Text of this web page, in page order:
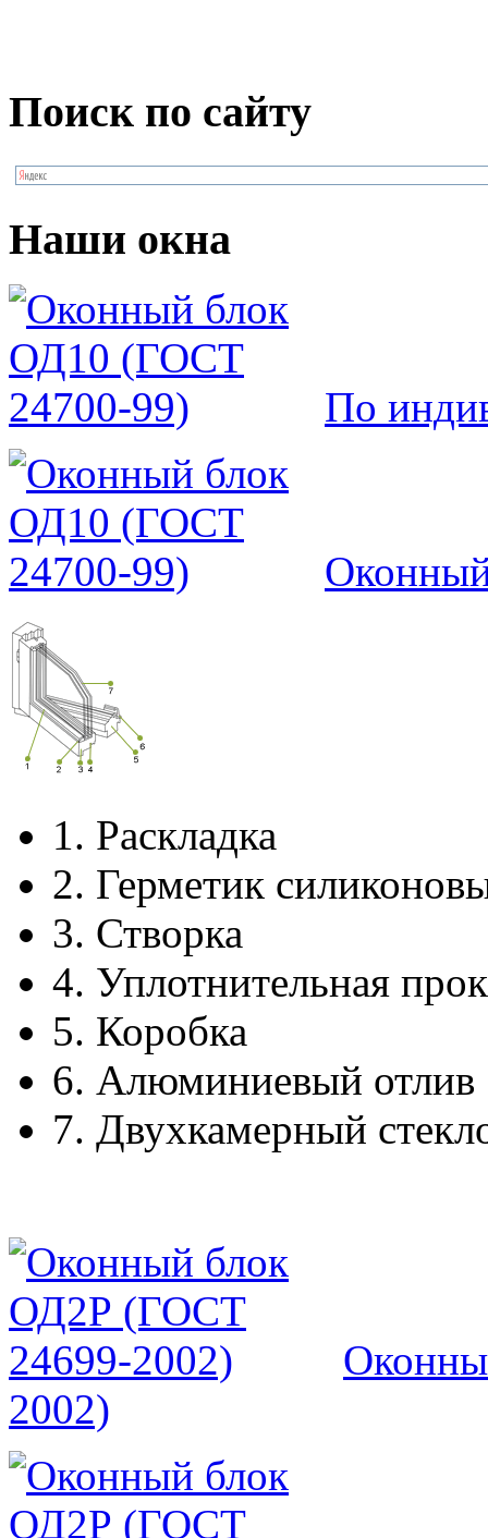
Поиск по сайту
Наши окна
По
1. Раскладка
2. Герметик
3. Створка
4. Уплотнительная
5. Коробка
6. Алюминиевый отлив
7. Двухкамерный
2002)